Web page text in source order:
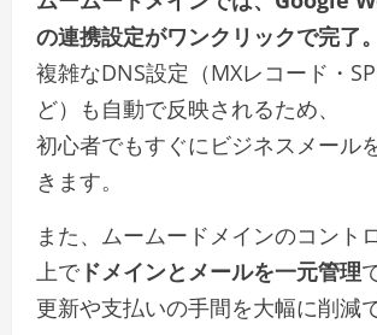
の連携設定がワンクリックで完了。
複雑なDNS設定（MXレコード・
ど）も自動で反映されるため、
初心者でもすぐにビジネスメール
きます。
また、ムームードメインのコント
上でドメインとメールを一元管理
更新や支払いの手間を大幅に削減